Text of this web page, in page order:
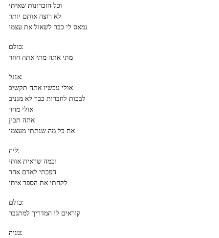
וכל הזכרונות שאיתי
לא רוצה אותם יותר
נמאס לי כבר לשאול את עצמי
כולם:
מתי אתה מתי אתה חוזר
אנגל:
אולי עכשיו אתה תקשיב
לבכות לחברות כבר לא מגניב
אולי מחר
אתה תבין
את כל מה שנתתי מעצמי
ליה:
וכמה שראית אותי
הפכתי לאדם אחר
לקחתי את הספר איתי
כולם:
קוראים לו המדריך למתגבר
טניה: